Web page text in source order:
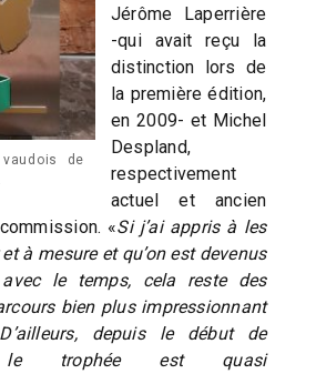
vaudois de
Jérôme Laperrière
-qui avait reçu la
distinction lors de
la première édition,
en 2009- et Michel
Despland,
respectivement
actuel et ancien
«Si j’ai appris à les
à mesure et qu’on est devenus
le temps, cela reste des
bien plus impressionnant
depuis le début de
le trophée est quasi